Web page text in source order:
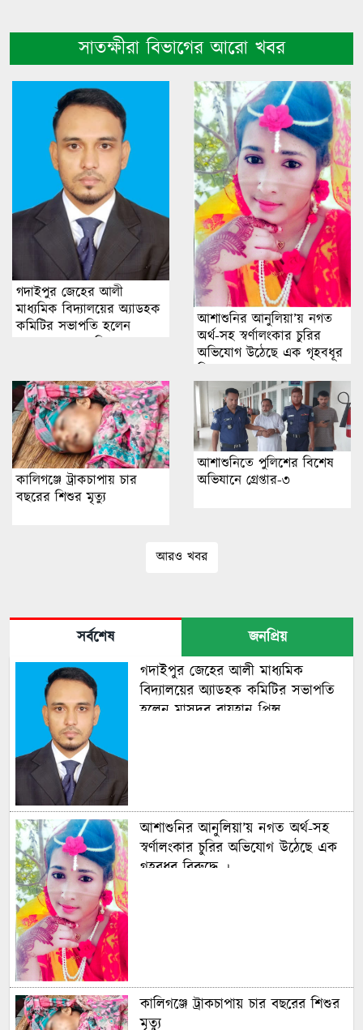
সাতক্ষীরা বিভাগের আরো খবর
গদাইপুর জেহের আলী
মাধ্যমিক বিদ্যালয়ের অ্যাডহক
কমিটির সভাপতি হলেন
মাসুদুর রায়হান প্রিন্স
আশাশুনির আনুলিয়া’য় নগত
অর্থ-সহ স্বর্ণালংকার চুরির
অভিযোগ উঠেছে এক গৃহবধূর
বিরুদ্ধে ।
কালিগঞ্জে ট্রাকচাপায় চার
বছরের শিশুর মৃত্যু
আশাশুনিতে পুলিশের বিশেষ
অভিযানে গ্রেপ্তার-৩
আরও খবর
সর্বশেষ
জনপ্রিয়
গদাইপুর জেহের আলী মাধ্যমিক
বিদ্যালয়ের অ্যাডহক কমিটির সভাপতি
হলেন মাসুদুর রায়হান প্রিন্স
আশাশুনির আনুলিয়া’য় নগত অর্থ-সহ
স্বর্ণালংকার চুরির অভিযোগ উঠেছে এক
গৃহবধূর বিরুদ্ধে ।
কালিগঞ্জে ট্রাকচাপায় চার বছরের শিশুর
মৃত্যু